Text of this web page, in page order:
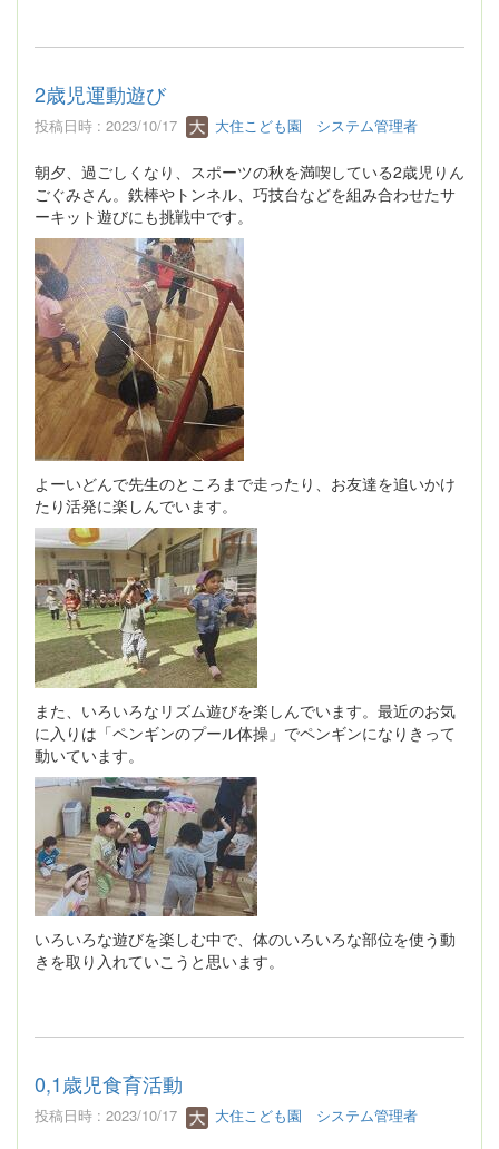
2歳児運動遊び
投稿日時 : 2023/10/17 大住こども園 システム管理者
朝夕、過ごしくなり、スポーツの秋を満喫している2歳児りん
ごぐみさん。鉄棒やトンネル、巧技台などを組み合わせたサ
ーキット遊びにも挑戦中です。
よーいどんで先生のところまで走ったり、お友達を追いかけ
たり活発に楽しんでいます。
また、いろいろなリズム遊びを楽しんでいます。最近のお気
に入りは「ペンギンのプール体操」でペンギンになりきって
動いています。
いろいろな遊びを楽しむ中で、体のいろいろな部位を使う動
きを取り入れていこうと思います。
0,1歳児食育活動
投稿日時 : 2023/10/17 大住こども園 システム管理者